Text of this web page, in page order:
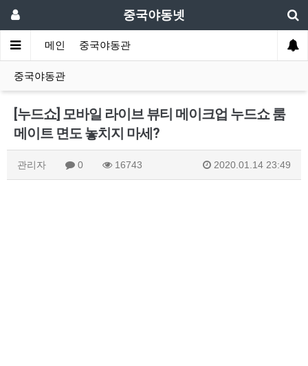
중국야동넷
메인 중국야동관
중국야동관
[누드쇼] 모바일 라이브 뷰티 메이크업 누드쇼 룸
메이트 면도 놓치지 마세?
관리자 0 16743 2020.01.14 23:49